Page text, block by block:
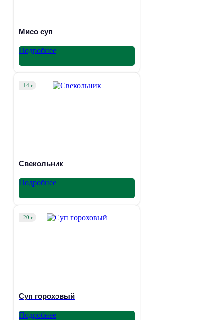
Мисо суп
Подробнее
14 г
Свекольник
Подробнее
20 г
Суп гороховый
Подробнее